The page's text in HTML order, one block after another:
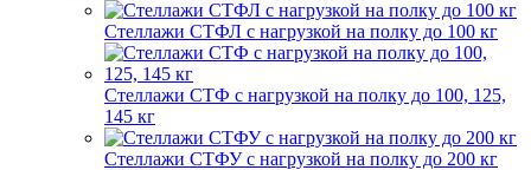
Стеллажи СТФЛ с нагрузкой на полку до 100 кг
Стеллажи СТФ с нагрузкой на полку до 100, 125,
145 кг
Стеллажи СТФУ с нагрузкой на полку до 200 кг